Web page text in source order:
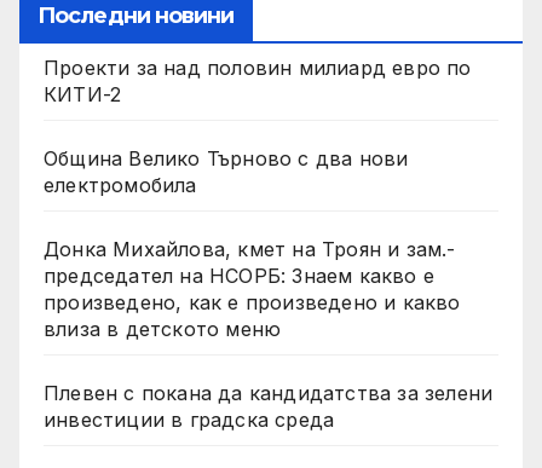
Последни новини
Проекти за над половин милиард евро по
КИТИ-2
Община Велико Търново с два нови
електромобила
Донка Михайлова, кмет на Троян и зам.-
председател на НСОРБ: Знаем какво е
произведено, как е произведено и какво
влиза в детското меню
Плевен с покана да кандидатства за зелени
инвестиции в градска среда